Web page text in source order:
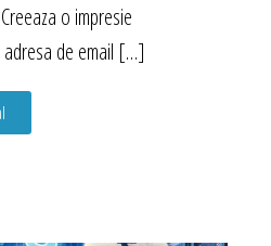
o impresie
de email […]